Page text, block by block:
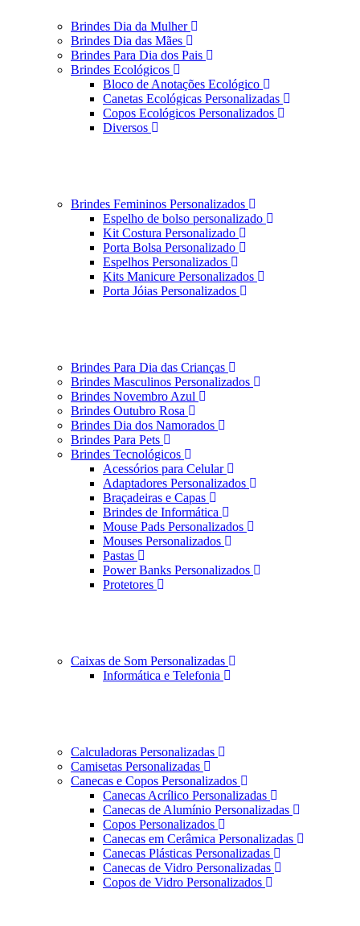
Brindes Dia da Mulher
Brindes Dia das Mães
Brindes Para Dia dos Pais
Brindes Ecológicos
Bloco de Anotações Ecológico
Canetas Ecológicas Personalizadas
Copos Ecológicos Personalizados
Diversos
Brindes Femininos Personalizados
Espelho de bolso personalizado
Kit Costura Personalizado
Porta Bolsa Personalizado
Espelhos Personalizados
Kits Manicure Personalizados
Porta Jóias Personalizados
Brindes Para Dia das Crianças
Brindes Masculinos Personalizados
Brindes Novembro Azul
Brindes Outubro Rosa
Brindes Dia dos Namorados
Brindes Para Pets
Brindes Tecnológicos
Acessórios para Celular
Adaptadores Personalizados
Braçadeiras e Capas
Brindes de Informática
Mouse Pads Personalizados
Mouses Personalizados
Pastas
Power Banks Personalizados
Protetores
Caixas de Som Personalizadas
Informática e Telefonia
Calculadoras Personalizadas
Camisetas Personalizadas
Canecas e Copos Personalizados
Canecas Acrílico Personalizadas
Canecas de Alumínio Personalizadas
Copos Personalizados
Canecas em Cerâmica Personalizadas
Canecas Plásticas Personalizadas
Canecas de Vidro Personalizadas
Copos de Vidro Personalizados